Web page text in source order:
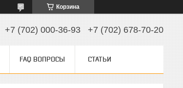
Корзина
+7 (702) 000-36-93 +7 (702) 678-70-20
FAQ ВОПРОСЫ СТАТЬИ